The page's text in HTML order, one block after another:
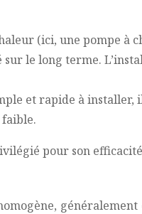
(ici, une pompe à
le long terme.
et rapide à
pour son
généralement